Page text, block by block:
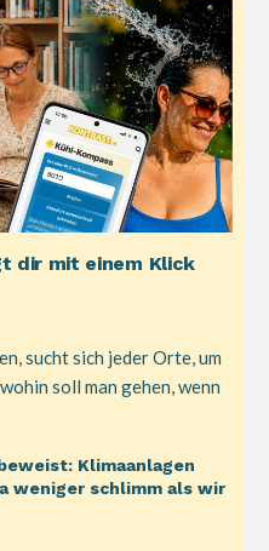
dir mit einem Klick
sucht sich jeder Orte, um
soll man gehen, wenn
Klimaanlagen
weniger schlimm als wir